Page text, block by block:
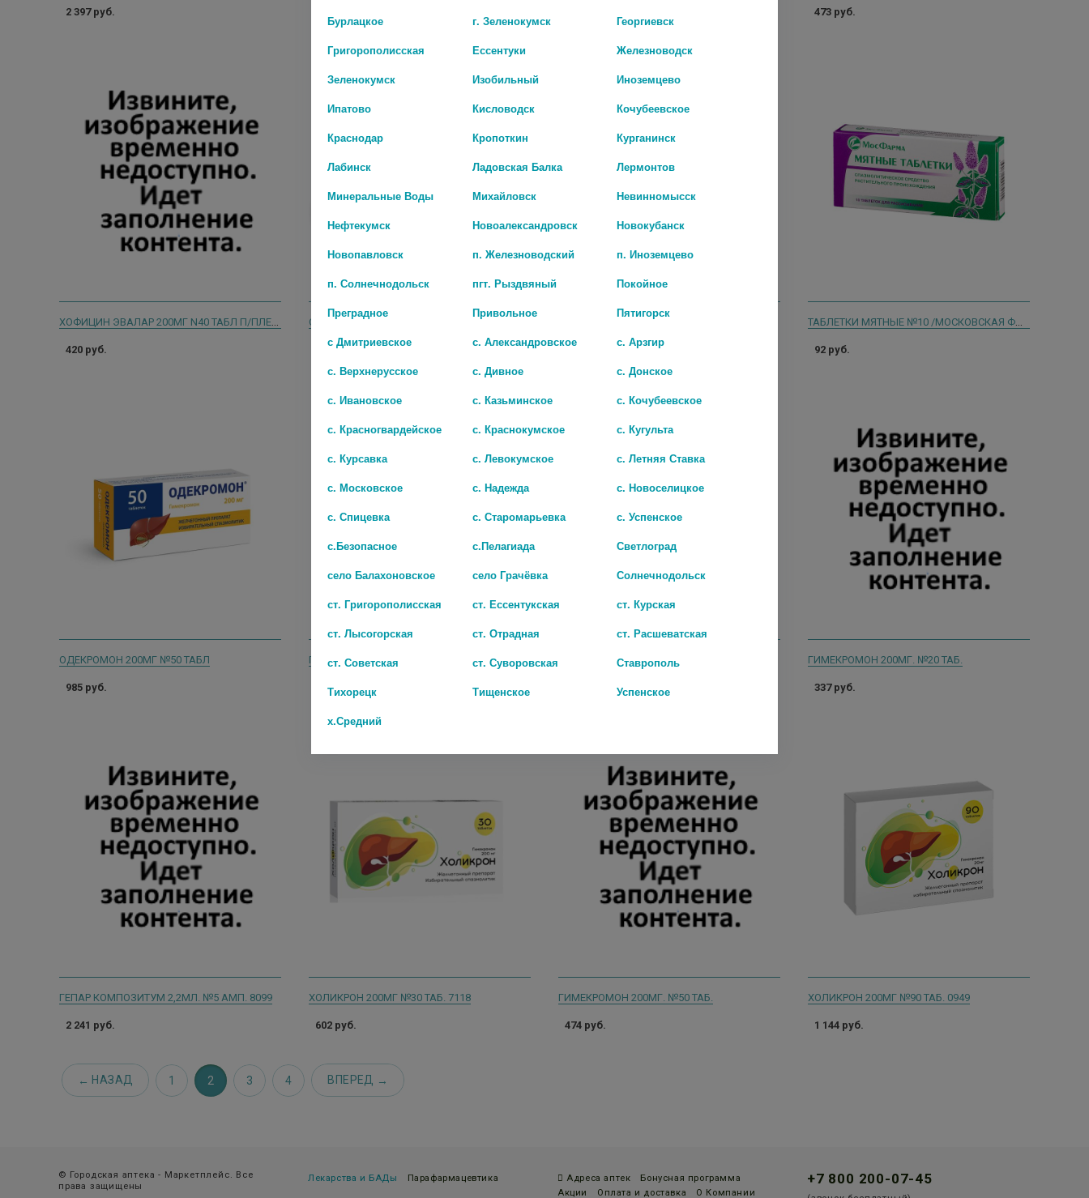
2 397 руб. 473 руб.
ХОФИЦИН ЭВАЛАР 200МГ N40 ТАБЛ П/ПЛЕН/ОБОЛОЧ
420 руб.
ОДЕКРОМОН 200МГ №100 ТАБЛ
1 477 руб.
АЛЛОХОЛ №50 ТАБ. П/О /RENEWAL/ 1377
195 руб.
ТАБЛЕТКИ МЯТНЫЕ №10 /МОСКОВСКАЯ ФФ/ 5155
92 руб.
ОДЕКРОМОН 200МГ №50 ТАБЛ
985 руб.
ГИМЕКРОМОН-СЗ 200МГ. №100 ТАБ.
809 руб.
ОДЕКРОМОН 200МГ №20 ТАБЛ ГИМЕКРОМОН 200МГ. №20 ТАБ.
337 руб.
ГЕПАР КОМПОЗИТУМ 2,2МЛ. №5 АМП. 8099
2 241 руб.
ХОЛИКРОН 200МГ №30 ТАБ. 7118
602 руб.
ГИМЕКРОМОН 200МГ. №50 ТАБ.
474 руб.
ХОЛИКРОН 200МГ №90 ТАБ. 0949
1 144 руб.
НАЗАД 1 2 3 4 ВПЕРЕД
© Городская аптека - Маркетплейс. Все
права защищены
Лекарства и БАДы Парафармацевтика Адреса аптек
Бонусная программа
Акции
Оплата и доставка О Компании
+7 800 200-07-45
Бурлацкое
г. Зеленокумск
Георгиевск
Григорополисская
Ессентуки
Железноводск
Зеленокумск
Изобильный
Иноземцево
Ипатово
Кисловодск
Кочубеевское
Краснодар
Кропоткин
Курганинск
Лабинск
Ладовская Балка
Лермонтов
Минеральные Воды
Михайловск
Невинномысск
Нефтекумск
Новоалександровск
Новокубанск
Новопавловск
п. Железноводский
п. Иноземцево
п. Солнечнодольск
пгт. Рыздвяный
Покойное
Преградное
Привольное
Пятигорск
с Дмитриевское
с. Александровское
с. Арзгир
с. Верхнерусское
с. Дивное
с. Донское
с. Ивановское
с. Казьминское
с. Кочубеевское
с. Красногвардейское
с. Краснокумское
с. Кугульта
с. Курсавка
с. Левокумское
с. Летняя Ставка
с. Московское
с. Надежда
с. Новоселицкое
с. Спицевка
с. Старомарьевка
с. Успенское
с.Безопасное
с.Пелагиада
Светлоград
село Балахоновское
село Грачёвка
Солнечнодольск
ст. Григорополисская
ст. Ессентукская
ст. Курская
ст. Лысогорская
ст. Отрадная
ст. Расшеватская
ст. Советская
ст. Суворовская
Ставрополь
Тихорецк
Тищенское
Успенское
х.Средний